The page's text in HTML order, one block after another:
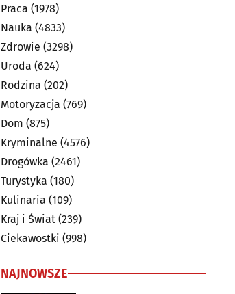
Praca (1978)
Nauka (4833)
Zdrowie (3298)
Uroda (624)
Rodzina (202)
Motoryzacja (769)
Dom (875)
Kryminalne (4576)
Drogówka (2461)
Turystyka (180)
Kulinaria (109)
Kraj i Świat (239)
Ciekawostki (998)
NAJNOWSZE